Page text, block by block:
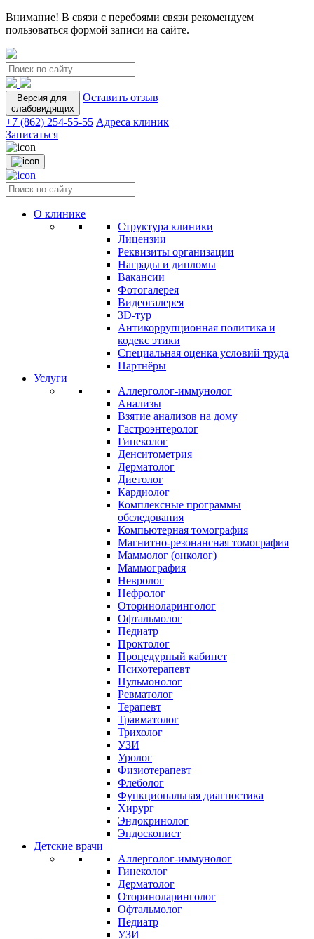
Внимание! В связи с перебоями связи рекомендуем
пользоваться формой записи на сайте.
Версия для
слабовидящих
Оставить отзыв
+7 (862) 254-55-55 Адреса клиник
Записаться
О клинике
Структура клиники
Лицензии
Реквизиты организации
Награды и дипломы
Вакансии
Фотогалерея
Видеогалерея
3D-тур
Антикоррупционная политика и
кодекс этики
Специальная оценка условий труда
Партнёры
Услуги
Аллерголог-иммунолог
Анализы
Взятие анализов на дому
Гастроэнтеролог
Гинеколог
Денситометрия
Дерматолог
Диетолог
Кардиолог
Комплексные программы
обследования
Компьютерная томография
Магнитно-резонансная томография
Маммолог (онколог)
Маммография
Невролог
Нефролог
Оториноларинголог
Офтальмолог
Педиатр
Проктолог
Процедурный кабинет
Психотерапевт
Пульмонолог
Ревматолог
Терапевт
Травматолог
Трихолог
УЗИ
Уролог
Физиотерапевт
Флеболог
Функциональная диагностика
Хирург
Эндокринолог
Эндоскопист
Детские врачи
Аллерголог-иммунолог
Гинеколог
Дерматолог
Оториноларинголог
Офтальмолог
Педиатр
УЗИ